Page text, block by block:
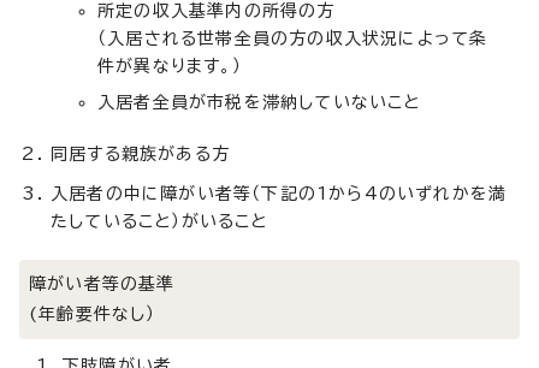
所定の収入基準内の所得の方
（入居される世帯全員の方の収入状況によって条
件が異なります。）
入居者全員が市税を滞納していないこと
同居する親族がある方
入居者の中に障がい者等（下記の1から4のいずれかを満
たしていること）がいること
障がい者等の基準
(年齢要件なし）